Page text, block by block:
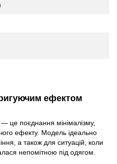
ефектом
— це поєднання мінімалізму,
ефекту. Модель ідеально
а також для ситуацій, коли
непомітною під одягом.